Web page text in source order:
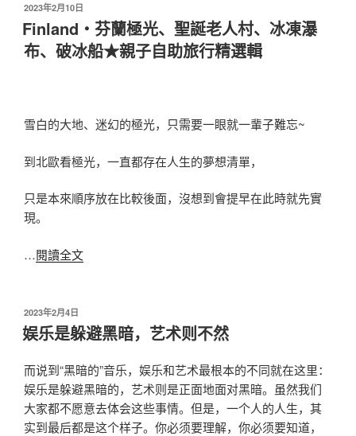
发
布
于
2023年2月10日
Finland‧芬蘭極光、聖誕老人村、冰凍瀑
布、破冰船★親子自助旅行精選輯
雪白的大地、迷幻的極光，只需要一眼就一輩子難忘~
到北歐看極光，一直都存在人生的夢想清單，
只是本來順序放在比較後面，沒想到會提早在此時就先實
現。
…閱讀全文
发
布
于
2023年2月4日
娱乐是躲避黑暗，艺术则不然
而说到“黑暗的”音乐，娱乐和艺术最根本的不同就在这里：
娱乐是躲避黑暗的，艺术则是正面地面对黑暗。虽然我们
大家都不愿意去体会这些事情。但是，一个人的人生，其
实到最后都是这个样子。你必须要理解，你必须要知道，